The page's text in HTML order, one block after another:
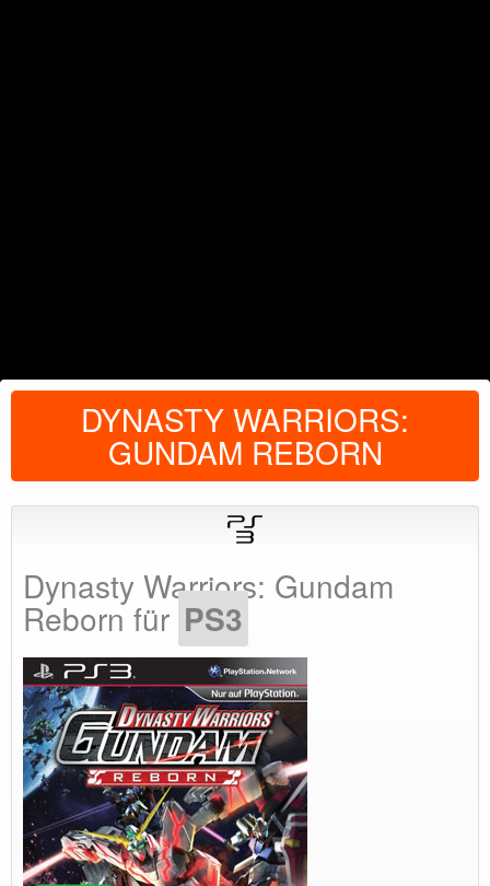
DYNASTY WARRIORS:
GUNDAM REBORN
Dynasty Warriors: Gundam
Reborn für PS3